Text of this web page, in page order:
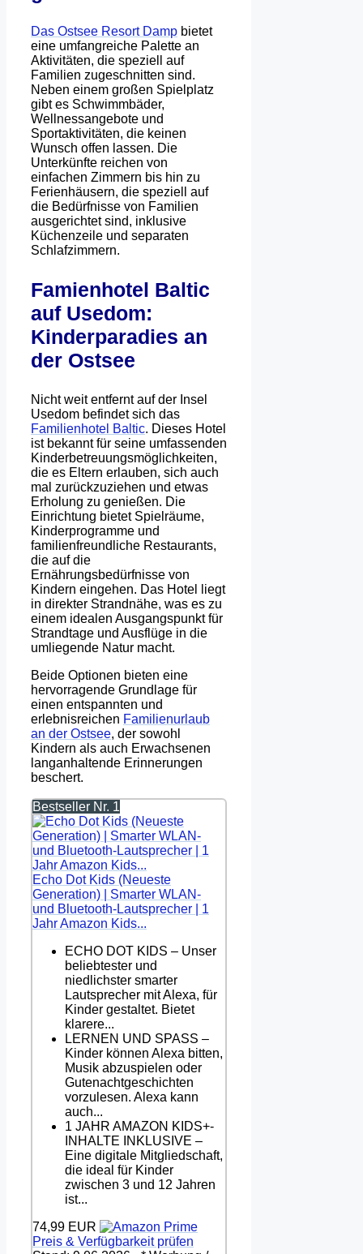
Das Ostsee Resort Damp bietet
eine umfangreiche Palette an
Aktivitäten, die speziell auf
Familien zugeschnitten sind.
Neben einem großen Spielplatz
gibt es Schwimmbäder,
Wellnessangebote und
Sportaktivitäten, die keinen
Wunsch offen lassen. Die
Unterkünfte reichen von
einfachen Zimmern bis hin zu
Ferienhäusern, die speziell auf
die Bedürfnisse von Familien
ausgerichtet sind, inklusive
Küchenzeile und separaten
Schlafzimmern.
Famienhotel Baltic
auf Usedom:
Kinderparadies an
der Ostsee
Nicht weit entfernt auf der Insel
Usedom befindet sich das
Familienhotel Baltic. Dieses Hotel
ist bekannt für seine umfassenden
Kinderbetreuungsmöglichkeiten,
die es Eltern erlauben, sich auch
mal zurückzuziehen und etwas
Erholung zu genießen. Die
Einrichtung bietet Spielräume,
Kinderprogramme und
familienfreundliche Restaurants,
die auf die
Ernährungsbedürfnisse von
Kindern eingehen. Das Hotel liegt
in direkter Strandnähe, was es zu
einem idealen Ausgangspunkt für
Strandtage und Ausflüge in die
umliegende Natur macht.
Beide Optionen bieten eine
hervorragende Grundlage für
einen entspannten und
erlebnisreichen Familienurlaub
an der Ostsee, der sowohl
Kindern als auch Erwachsenen
langanhaltende Erinnerungen
beschert.
Bestseller Nr. 1
Echo Dot Kids (Neueste
Generation) | Smarter WLAN-
und Bluetooth-Lautsprecher | 1
Jahr Amazon Kids...
ECHO DOT KIDS – Unser
beliebtester und
niedlichster smarter
Lautsprecher mit Alexa, für
Kinder gestaltet. Bietet
klarere...
LERNEN UND SPASS –
Kinder können Alexa bitten,
Musik abzuspielen oder
Gutenachtgeschichten
vorzulesen. Alexa kann
auch...
1 JAHR AMAZON KIDS+-
INHALTE INKLUSIVE –
Eine digitale Mitgliedschaft,
die ideal für Kinder
zwischen 3 und 12 Jahren
ist...
74,99 EUR
Preis & Verfügbarkeit prüfen